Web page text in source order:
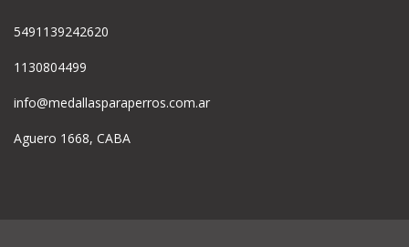
5491139242620
1130804499
info@medallasparaperros.com.ar
Aguero 1668, CABA